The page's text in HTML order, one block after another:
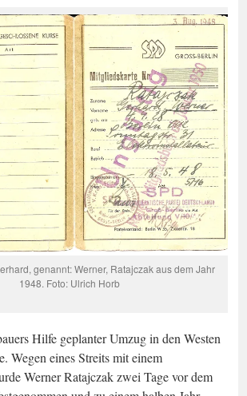
genannt: Werner, Ratajczak aus dem Jahr
1948. Foto: Ulrich Horb
Hilfe geplanter Umzug in den Westen
Wegen eines Streits mit einem
Werner Ratajczak zwei Tage vor dem